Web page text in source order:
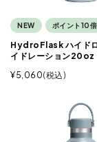
NEW ポイント10倍
HydroFlask ハイド
イドレーション20oz
¥5,060 税込